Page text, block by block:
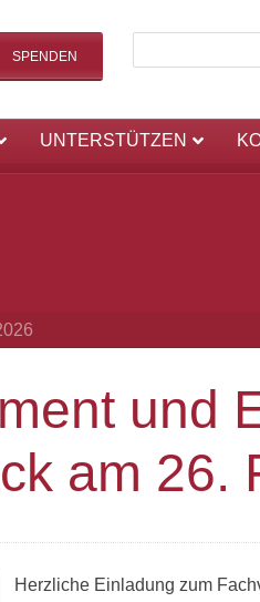
SPENDEN
UNTERSTÜTZEN
und
am 26.
Herzliche Einladung zum